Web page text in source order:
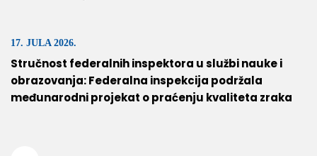
17. JULA 2026.
Stručnost federalnih inspektora u službi nauke i
obrazovanja: Federalna inspekcija podržala
međunarodni projekat o praćenju kvaliteta zraka